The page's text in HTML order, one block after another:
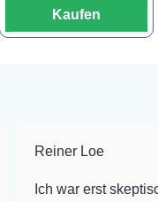
Kaufen
Reiner Loe
Ich war erst skeptisch,